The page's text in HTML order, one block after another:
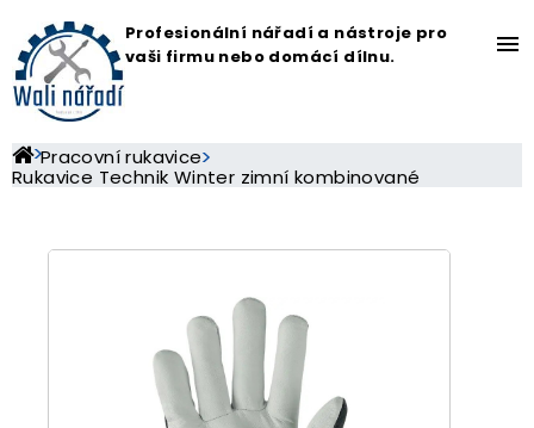
Profesionální nářadí a nástroje pro
vaši firmu nebo domácí dílnu.
Pracovní rukavice
Rukavice Technik Winter zimní kombinované
menu